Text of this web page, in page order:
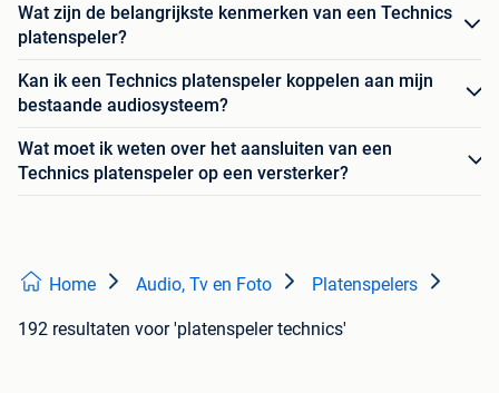
Wat zijn de belangrijkste kenmerken van een Technics
platenspeler?
Kan ik een Technics platenspeler koppelen aan mijn
bestaande audiosysteem?
Wat moet ik weten over het aansluiten van een
Technics platenspeler op een versterker?
Home Audio, Tv en Foto Platenspelers
192 resultaten voor 'platenspeler technics'